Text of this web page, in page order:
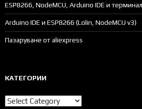
ESP8266, NodeMCU, Arduino IDE и
Arduino IDE и ESP8266 (Lolin, NodeMCU v3)
Пазаруване от aliexpress
КАТЕГОРИИ
Категории